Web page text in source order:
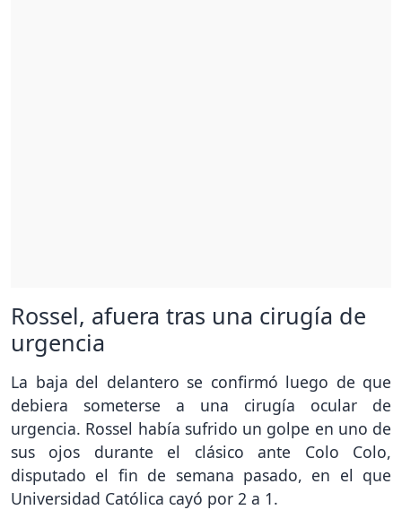
Rossel, afuera tras una cirugía de
urgencia
La baja del delantero se confirmó luego de que
debiera someterse a una cirugía ocular de
urgencia. Rossel había sufrido un golpe en uno de
sus ojos durante el clásico ante Colo Colo,
disputado el fin de semana pasado, en el que
Universidad Católica cayó por 2 a 1.